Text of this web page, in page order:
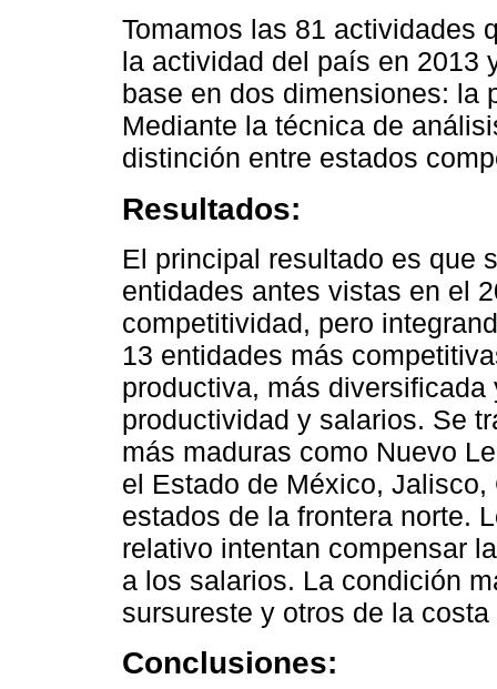
Tomamos las 81 actividades
la actividad del país en 2013
base en dos dimensiones: la
Mediante la técnica de
distinción entre estados
Resultados:
El principal resultado es que
entidades antes vistas en el
competitividad, pero
13 entidades más
productiva, más
productividad y salarios. Se
más maduras como Nuevo
el Estado de México,
estados de la frontera norte.
relativo intentan compensar
a los salarios. La condición
sursureste y otros de la
Conclusiones: